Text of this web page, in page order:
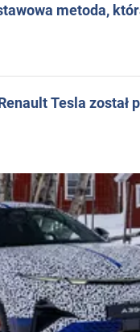
metoda,
Tesla został